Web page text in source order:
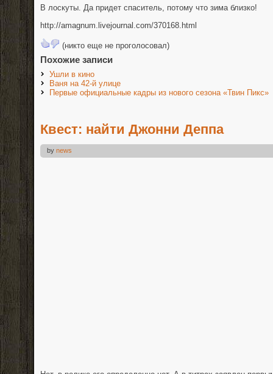
В лоскуты. Да придет спаситель, потому что зима близко!
http://amagnum.livejournal.com/370168.html
(никто еще не проголосовал)
Похожие записи
Ушли в кино
Ваня на 42-й улице
Первые официальные кадры из нового сезона «Твин Пикс»
Квест: найти Джонни Деппа
by news